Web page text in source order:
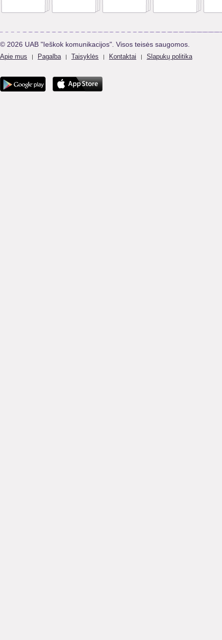
© 2026 UAB "Ieškok komunikacijos". Visos teisės saugomos.
Apie mus | Pagalba | Taisyklės | Kontaktai | Slapukų politika